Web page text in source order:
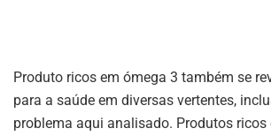
Produto ricos em ómega 3 também se
para a saúde em diversas vertentes,
problema aqui analisado. Produtos ricos